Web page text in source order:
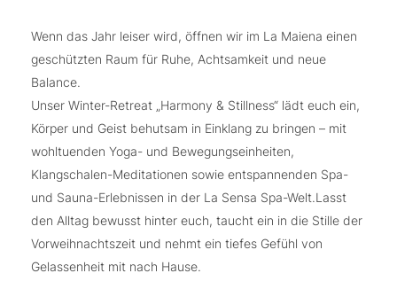
Wenn das Jahr leiser wird, öffnen wir im La Maiena einen
geschützten Raum für Ruhe, Achtsamkeit und neue
Balance.
Unser Winter-Retreat „Harmony & Stillness“ lädt euch ein,
Körper und Geist behutsam in Einklang zu bringen – mit
wohltuenden Yoga- und Bewegungseinheiten,
Klangschalen-Meditationen sowie entspannenden Spa-
und Sauna-Erlebnissen in der La Sensa Spa-Welt.Lasst
den Alltag bewusst hinter euch, taucht ein in die Stille der
Vorweihnachtszeit und nehmt ein tiefes Gefühl von
Gelassenheit mit nach Hause.